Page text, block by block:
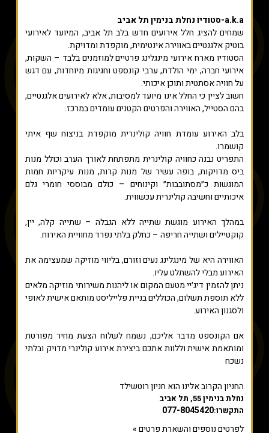
a.k.a-סטודיו נחלת בנימין תל אביב
שמחים להציג חלל אירועים חדש בלב תל אביב, המיועד לאירועי
בוטיק אלגנטיים באווירה אינטימית, מוקפדת ומדויקת.
הסטודיו מארח אירועי מינגלינג פרטיים למוזמנים בלבד – השקות,
אירועי חברה, ימי הולדת, ערבי קונספט וחגיגות מיוחדות, עם דגש
על חוויה אסתטית ותוכן איכותי.
חשוב לציין כי החלל אינו מיועד למסיבות, אלא לאירועים אלגנטיים,
בהם הסטייל, האווירה והפרטים הקטנים עומדים במרכז.
בלב האירוע עומדת חוויה קולינרית מוקפדת בניצוח שף איתי
קושמרו.
התפריט נבנה כחוויה קולינרית מתפתחת לאורך הערב וכולל מנות
ביס מדויקות, בופה עשיר של מנות קרות, מנות עיקריות חמות
המוגשות כ״מסתובבות״ וקינוחים – כולם מבוססי חומרי גלם
איכותיים וחשיבה קולינרית עכשווית.
במהלך האירוע מוגשת שתייה ללא הגבלה – שתייה קלה, יין,
קוקטיילים ושתייה חריפה – כחלק בלתי נפרד מחוויית האירוח.
האווירה היא של מינגלינג נעים וזורם, בליווי מוזיקה שמעצימה את
האירוע מבלי להשתלט עליו.
ניתן להזמין דיג׳יי מטעם המקום או ליהנות משירותי מוזיקה מלאים
ללא תוספת תשלום, הכוללים בניית פלייליסט מותאם אישית לאופי
ולסגנון האירוע.
אם הקונספט מדבר אליכם, נשמח לשלוח הצעת מחיר מפורטת
ומותאמת אישית וללוות אתכם ביצירת אירוע קולינרי מדויק ובלתי
נשכח
החניון הקרוב אלינו הוא חניון רוטשילד
נחלת בנימין 55, תל אביב
התקשרו:077-8045420
לפרטים נוספים והשארת פרטים »